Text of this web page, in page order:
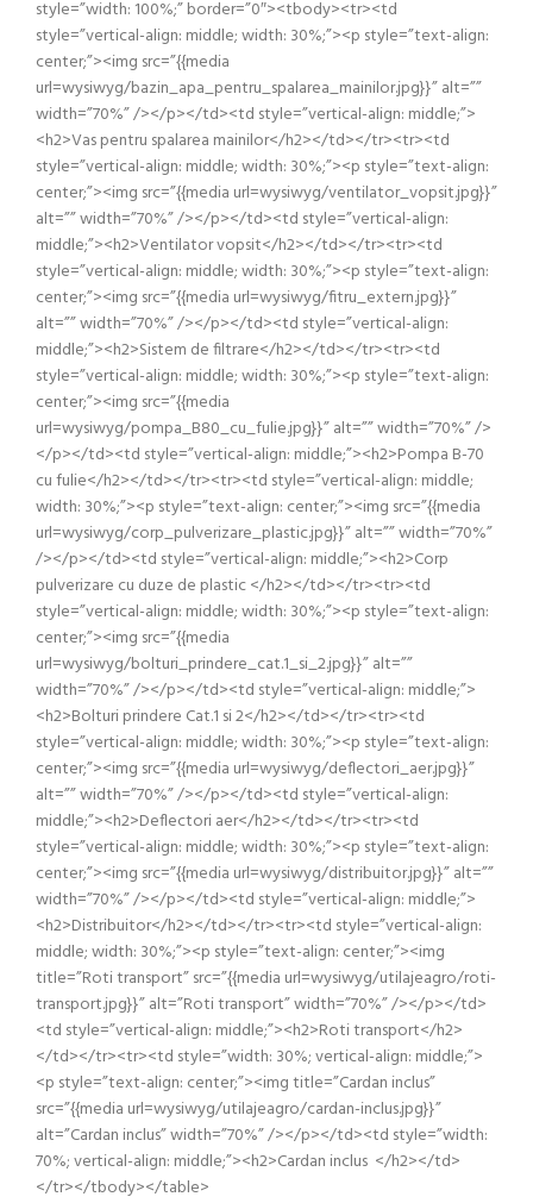
style=”width: 100%;” border=”0″><tbody><tr><td
style=”vertical-align: middle; width: 30%;”><p style=”text-align:
center;”><img src=”{{media
url=wysiwyg/bazin_apa_pentru_spalarea_mainilor.jpg}}” alt=””
width=”70%” /></p></td><td style=”vertical-align: middle;”>
<h2>Vas pentru spalarea mainilor</h2></td></tr><tr><td
style=”vertical-align: middle; width: 30%;”><p style=”text-align:
center;”><img src=”{{media url=wysiwyg/ventilator_vopsit.jpg}}”
alt=”” width=”70%” /></p></td><td style=”vertical-align:
middle;”><h2>Ventilator vopsit</h2></td></tr><tr><td
style=”vertical-align: middle; width: 30%;”><p style=”text-align:
center;”><img src=”{{media url=wysiwyg/fitru_extern.jpg}}”
alt=”” width=”70%” /></p></td><td style=”vertical-align:
middle;”><h2>Sistem de filtrare</h2></td></tr><tr><td
style=”vertical-align: middle; width: 30%;”><p style=”text-align:
center;”><img src=”{{media
url=wysiwyg/pompa_B80_cu_fulie.jpg}}” alt=”” width=”70%” />
</p></td><td style=”vertical-align: middle;”><h2>Pompa B-70
cu fulie</h2></td></tr><tr><td style=”vertical-align: middle;
width: 30%;”><p style=”text-align: center;”><img src=”{{media
url=wysiwyg/corp_pulverizare_plastic.jpg}}” alt=”” width=”70%”
/></p></td><td style=”vertical-align: middle;”><h2>Corp
pulverizare cu duze de plastic </h2></td></tr><tr><td
style=”vertical-align: middle; width: 30%;”><p style=”text-align:
center;”><img src=”{{media
url=wysiwyg/bolturi_prindere_cat.1_si_2.jpg}}” alt=””
width=”70%” /></p></td><td style=”vertical-align: middle;”>
<h2>Bolturi prindere Cat.1 si 2</h2></td></tr><tr><td
style=”vertical-align: middle; width: 30%;”><p style=”text-align:
center;”><img src=”{{media url=wysiwyg/deflectori_aer.jpg}}”
alt=”” width=”70%” /></p></td><td style=”vertical-align:
middle;”><h2>Deflectori aer</h2></td></tr><tr><td
style=”vertical-align: middle; width: 30%;”><p style=”text-align:
center;”><img src=”{{media url=wysiwyg/distribuitor.jpg}}” alt=””
width=”70%” /></p></td><td style=”vertical-align: middle;”>
<h2>Distribuitor</h2></td></tr><tr><td style=”vertical-align:
middle; width: 30%;”><p style=”text-align: center;”><img
title=”Roti transport” src=”{{media url=wysiwyg/utilajeagro/roti-
transport.jpg}}” alt=”Roti transport” width=”70%” /></p></td>
<td style=”vertical-align: middle;”><h2>Roti transport</h2>
</td></tr><tr><td style=”width: 30%; vertical-align: middle;”>
<p style=”text-align: center;”><img title=”Cardan inclus”
src=”{{media url=wysiwyg/utilajeagro/cardan-inclus.jpg}}”
alt=”Cardan inclus” width=”70%” /></p></td><td style=”width:
70%; vertical-align: middle;”><h2>Cardan inclus </h2></td>
</tr></tbody></table>